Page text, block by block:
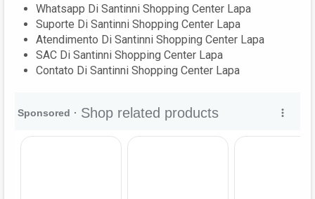
Whatsapp Di Santinni Shopping Center Lapa
Suporte Di Santinni Shopping Center Lapa
Atendimento Di Santinni Shopping Center Lapa
SAC Di Santinni Shopping Center Lapa
Contato Di Santinni Shopping Center Lapa